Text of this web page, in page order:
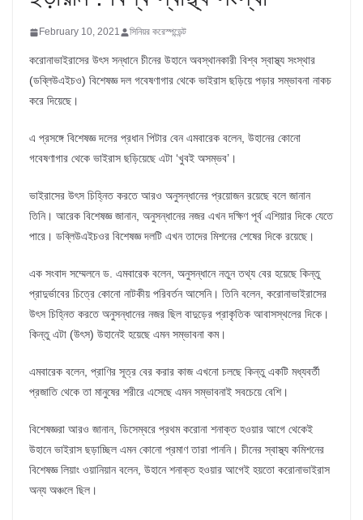
February 10, 2021 সিনিয়র করেস্পন্ডেন্ট
করোনাভাইরাসের উৎস সন্ধানে চীনের উহানে অবস্থানকারী বিশ্ব স্বাস্থ্য সংস্থার
(ডব্লিউএইচও) বিশেষজ্ঞ দল গবেষণাগার থেকে ভাইরাস ছড়িয়ে পড়ার সম্ভাবনা নাকচ
করে দিয়েছে।
এ প্রসঙ্গে বিশেষজ্ঞ দলের প্রধান পিটার বেন এমবারেক বলেন, উহানের কোনো
গবেষণাগার থেকে ভাইরাস ছড়িয়েছে এটা ‘খুবই অসম্ভব’।
ভাইরাসের উৎস চিহ্নিত করতে আরও অনুসন্ধানের প্রয়োজন রয়েছে বলে জানান
তিনি। আরেক বিশেষজ্ঞ জানান, অনুসন্ধানের নজর এখন দক্ষিণ পূর্ব এশিয়ার দিকে যেতে
পারে। ডব্লিউএইচওর বিশেষজ্ঞ দলটি এখন তাদের মিশনের শেষের দিকে রয়েছে।
এক সংবাদ সম্মেলনে ড. এমবারেক বলেন, অনুসন্ধানে নতুন তথ্য বের হয়েছে কিন্তু
প্রাদুর্ভাবের চিত্রে কোনো নাটকীয় পরিবর্তন আসেনি। তিনি বলেন, করোনাভাইরাসের
উৎস চিহ্নিত করতে অনুসন্ধানের নজর ছিল বাদুড়ের প্রাকৃতিক আবাসস্থলের দিকে।
কিন্তু এটা (উৎস) উহানেই হয়েছে এমন সম্ভাবনা কম।
এমবারেক বলেন, প্রাণির সূত্র বের করার কাজ এখনো চলছে কিন্তু একটি মধ্যবর্তী
প্রজাতি থেকে তা মানুষের শরীরে এসেছে এমন সম্ভাবনাই সবচেয়ে বেশি।
বিশেষজ্ঞরা আরও জানান, ডিসেম্বরে প্রথম করোনা শনাক্ত হওয়ার আগে থেকেই
উহানে ভাইরাস ছড়াচ্ছিল এমন কোনো প্রমাণ তারা পাননি। চীনের স্বাস্থ্য কমিশনের
বিশেষজ্ঞ লিয়াং ওয়ানিয়ান বলেন, উহানে শনাক্ত হওয়ার আগেই হয়তো করোনাভাইরাস
অন্য অঞ্চলে ছিল।